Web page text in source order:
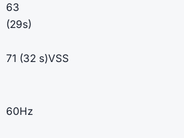
63
(29s)
71 (32 s)VSS
60Hz